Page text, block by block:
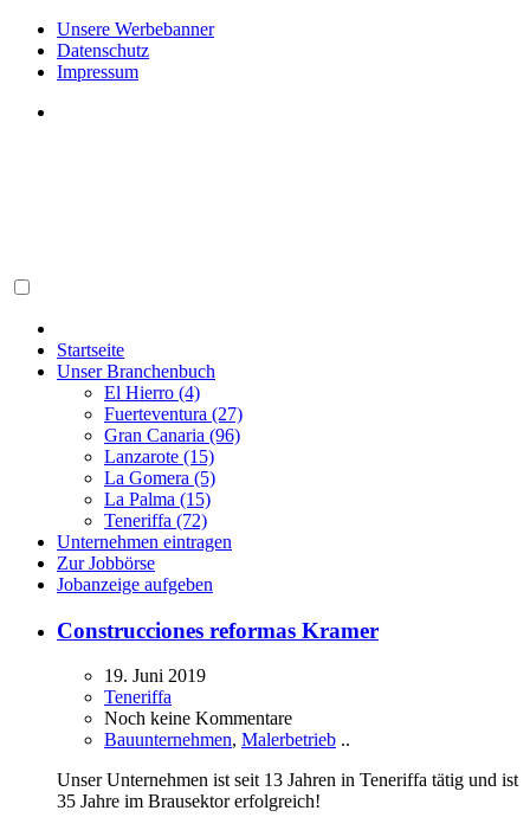
Unsere Werbebanner
Datenschutz
Impressum
Startseite
Unser Branchenbuch
El Hierro (4)
Fuerteventura (27)
Gran Canaria (96)
Lanzarote (15)
La Gomera (5)
La Palma (15)
Teneriffa (72)
Unternehmen eintragen
Zur Jobbörse
Jobanzeige aufgeben
Construcciones reformas Kramer
19. Juni 2019
Teneriffa
Noch keine Kommentare
Bauunternehmen, Malerbetrieb ..
Unser Unternehmen ist seit 13 Jahren in Teneriffa tätig und ist
35 Jahre im Brausektor erfolgreich!